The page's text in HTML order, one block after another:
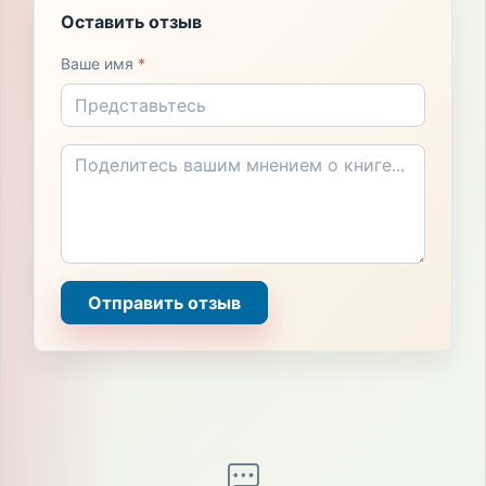
Оставить отзыв
Ваше имя *
Отправить отзыв